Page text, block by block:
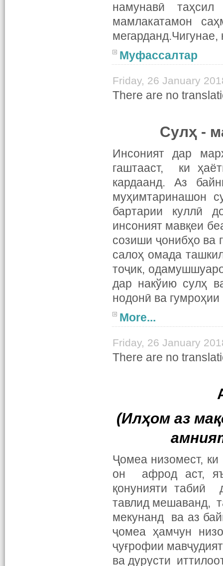
намунавӣ
мамлакатамон
Муфассалтар
Friday, 26 January
There are no
Сулҳ -
Инсоният дар
гаштааст, ки
кардаанд. Аз
муҳимтаринашон
бартарии куллӣ
инсоният мавқеи
созиши ҷонибҳо ва
салоҳ омада
тоҷик,
дар накўию сулҳ
нодонӣ ва
More...
Friday, 26 January
There are no
(Илҳом аз
Ҷомеа низомест,
он афрод аст,
қонунияти табиӣ
тавлид мешаванд,
мекунанд ва аз
ҷомеа ҳамчун
ҷуғрофии
ва дурусти